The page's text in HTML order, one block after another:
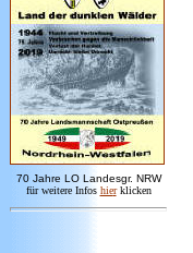
70 Jahre LO Landesgr. NRW
für weitere Infos hier klicken